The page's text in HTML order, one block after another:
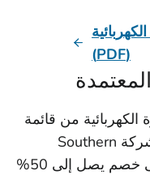
(PDF)
من قائمة
منتجاتنا المعتمدة (التي تستضيفها شركة Southern
California Edison) والحصول على خصم يصل إلى 50%